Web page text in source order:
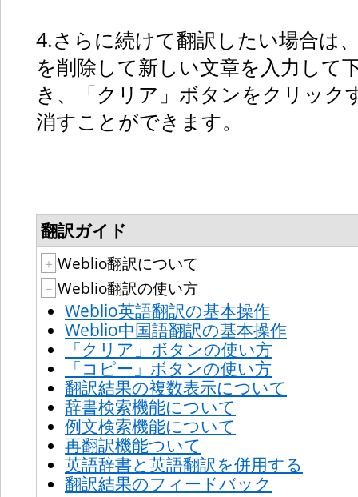
4.さらに続けて翻訳したい場合は
を削除して新しい文章を入力して
き、「クリア」ボタンをクリック
消すことができます。
翻訳ガイド
＋ Weblio翻訳について
－ Weblio翻訳の使い方
Weblio英語翻訳の基本操作
Weblio中国語翻訳の基本操作
「クリア」ボタンの使い方
「コピー」ボタンの使い方
翻訳結果の複数表示について
辞書検索機能について
例文検索機能について
再翻訳機能ついて
英語辞書と英語翻訳を併用する
翻訳結果のフィードバック